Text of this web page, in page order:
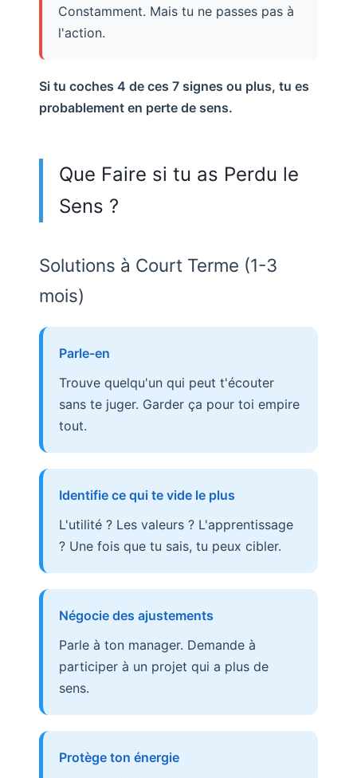
Constamment. Mais tu ne passes pas à
l'action.
Si tu coches 4 de ces 7 signes ou plus, tu es
probablement en perte de sens.
Que Faire si tu as Perdu le
Sens ?
Solutions à Court Terme (1-3
mois)
Parle-en
Trouve quelqu'un qui peut t'écouter
sans te juger. Garder ça pour toi empire
tout.
Identifie ce qui te vide le plus
L'utilité ? Les valeurs ? L'apprentissage
? Une fois que tu sais, tu peux cibler.
Négocie des ajustements
Parle à ton manager. Demande à
participer à un projet qui a plus de
sens.
Protège ton énergie